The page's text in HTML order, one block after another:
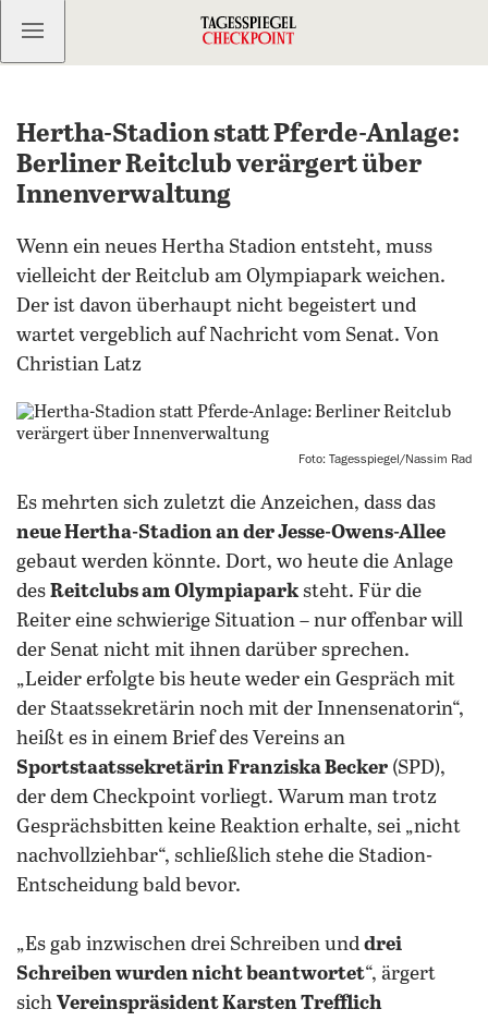
Kostenlos anmelden
Hertha-Stadion statt Pferde-Anlage:
Berliner Reitclub verärgert über
Innenverwaltung
Wenn ein neues Hertha Stadion entsteht, muss
vielleicht der Reitclub am Olympiapark weichen.
Der ist davon überhaupt nicht begeistert und
wartet vergeblich auf Nachricht vom Senat. Von
Christian Latz
Foto: Tagesspiegel/Nassim Rad
Es mehrten sich zuletzt die Anzeichen, dass das
neue Hertha-Stadion an der Jesse-Owens-Allee
gebaut werden könnte. Dort, wo heute die Anlage
des Reitclubs am Olympiaparksteht. Für die
Reiter eine schwierige Situation – nur offenbar will
der Senat nicht mit ihnen darüber sprechen.
„Leider erfolgte bis heute weder ein Gespräch mit
der Staatssekretärin noch mit der Innensenatorin“,
heißt es in einem Brief des Vereins an
Sportstaatssekretärin Franziska Becker (SPD),
der dem Checkpoint vorliegt. Warum man trotz
Gesprächsbitten keine Reaktion erhalte, sei „nicht
nachvollziehbar“, schließlich stehe die Stadion-
Entscheidung bald bevor.
„Es gab inzwischen drei Schreiben und drei
Schreiben wurden nicht beantwortet“, ärgert
sich Vereinspräsident Karsten Trefflich